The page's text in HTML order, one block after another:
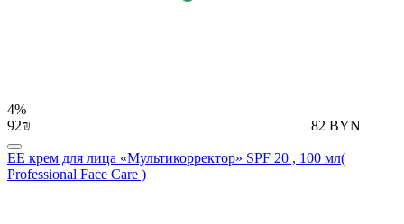
4%
92₪
82 BYN
EE крем для лица «Мультикорректор» SPF 20 , 100 мл(
Professional Face Care )